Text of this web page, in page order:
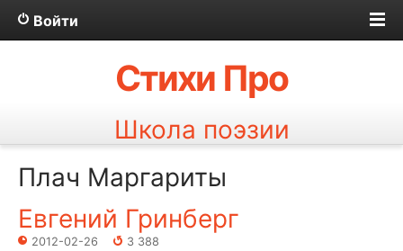
Войти
Стихи Про
Школа поэзии
Плач Маргариты
Евгений Гринберг
2012-02-26
3 388